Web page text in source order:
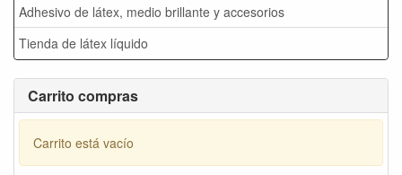
Adhesivo de látex, medio brillante y accesorios
Tienda de látex líquido
Carrito compras
Carrito está vacío